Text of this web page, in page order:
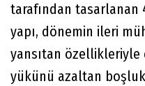
tarafından tasarlanan
yapı, dönemin ileri
yansıtan özellikleriyle
yükünü azaltan